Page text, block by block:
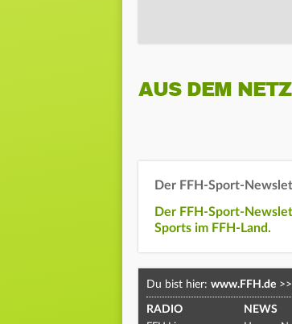
AUS DEM NETZ
Der FFH-Sport-
Der FFH-Sport-
Sports im FFH-Land.
Du bist hier: www.FFH.de
RADIO NEWS